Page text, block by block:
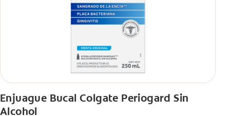
Enjuague Bucal Colgate Periogard Sin
Alcohol